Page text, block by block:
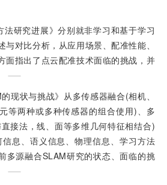
法研究进展》分别就非学习和基于学习
与对比分析，从应用场景、配准性能、
面指出了点云配准技术面临的挑战，并
现状与挑战》从多传感器融合(相机、
等两种或多种传感器的组合使用)、多
接法，线、面等多维几何特征相结合)
息、语义信息、物理信息、学习方法
多源融合SLAM研究的状态、面临的挑